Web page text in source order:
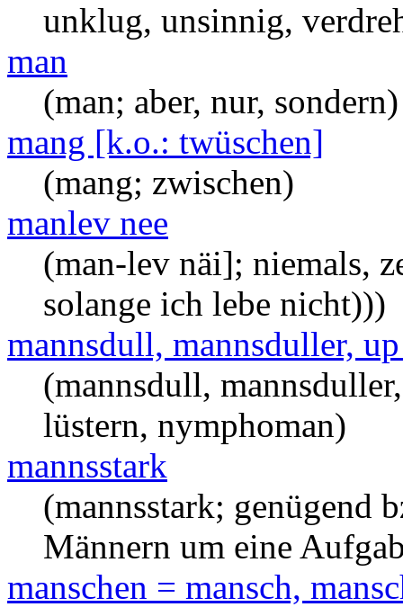
unklug, unsinnig,
man
(man; aber, nur, sondern)
mang [k.o.: twüschen]
(mang; zwischen)
manlev nee
(man-lev näi]; niemals,
solange ich lebe nicht)))
mannsdull, mannsduller,
(mannsdull,
lüstern, nymphoman)
mannsstark
(mannsstark; genügend
Männern um eine
manschen = mansch,